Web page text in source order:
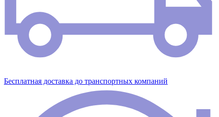
Бесплатная доставка до транспортных компаний